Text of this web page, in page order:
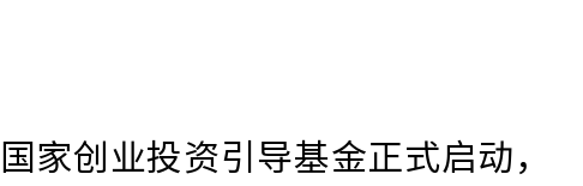
国家创业投资引导基金正式启动，